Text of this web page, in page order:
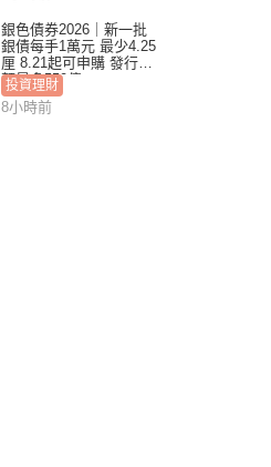
銀色債券2026｜新一批
銀債每手1萬元 最少4.25
厘 8.21起可申購 發行金
額最多550億
投資理財
8小時前